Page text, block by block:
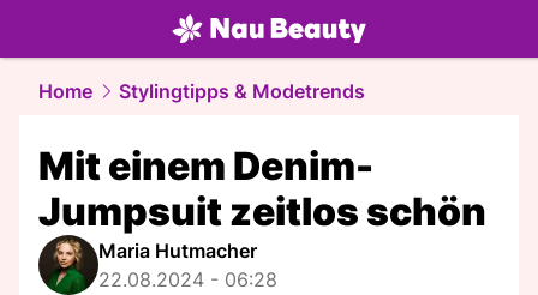
beauty.NAU.ch
Home Stylingtipps & Modetrends
Mit einem Denim-
Jumpsuit zeitlos schön
Maria Hutmacher
22.08.2024 - 06:28